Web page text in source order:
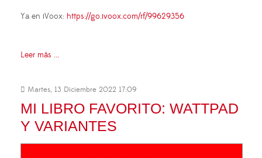
Ya en iVoox: https://go.ivoox.com/rf/99629356
Leer más ...
Martes, 13 Diciembre 2022 17:09
MI LIBRO FAVORITO: WATTPAD
Y VARIANTES